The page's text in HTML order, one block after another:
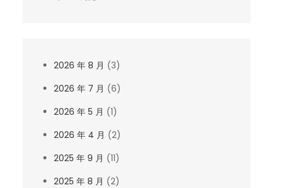
2026 年 8 月 (3)
2026 年 7 月 (6)
2026 年 5 月 (1)
2026 年 4 月 (2)
2025 年 9 月 (11)
2025 年 8 月 (2)